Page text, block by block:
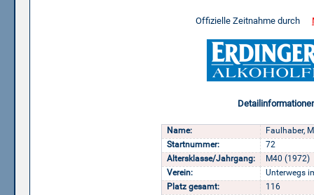
Offizielle Zeitnahme durch
Name:
Faulhaber,
Startnummer:
72
Altersklasse/Jahrgang:
M40 (1972)
Verein:
Unterwegs
Platz gesamt:
116